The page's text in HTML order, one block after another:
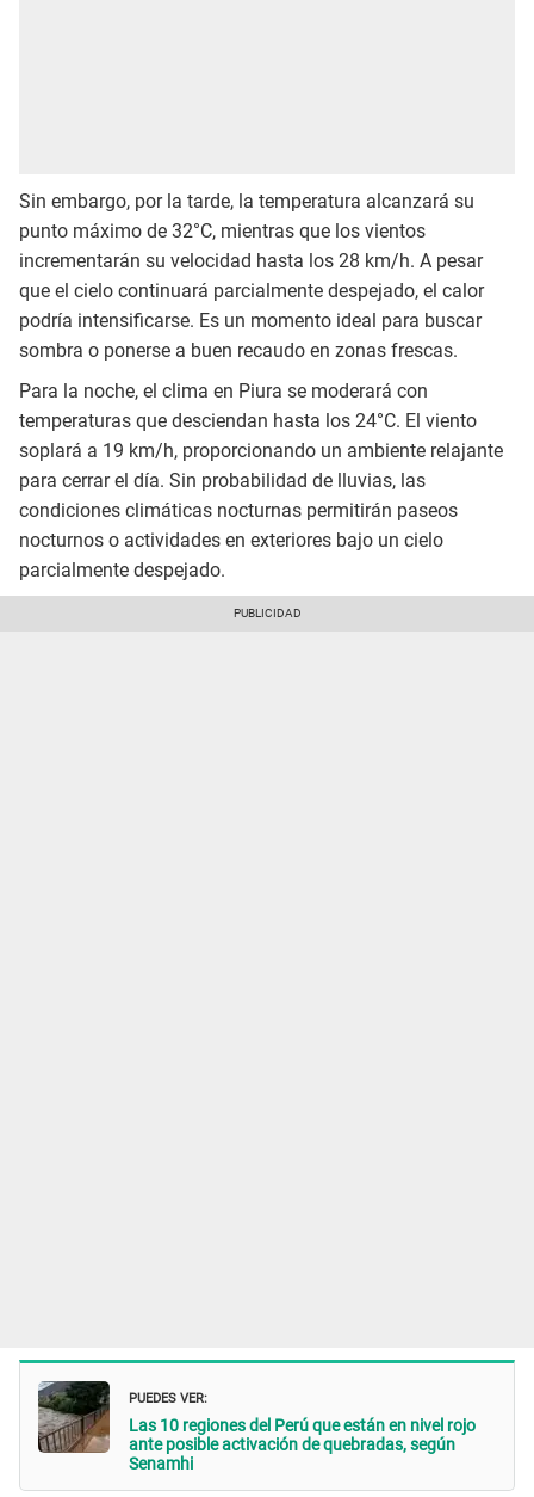
Sin embargo, por la tarde, la temperatura alcanzará su
punto máximo de 32°C, mientras que los vientos
incrementarán su velocidad hasta los 28 km/h. A pesar
que el cielo continuará parcialmente despejado, el calor
podría intensificarse. Es un momento ideal para buscar
sombra o ponerse a buen recaudo en zonas frescas.
Para la noche, el clima en Piura se moderará con
temperaturas que desciendan hasta los 24°C. El viento
soplará a 19 km/h, proporcionando un ambiente relajante
para cerrar el día. Sin probabilidad de lluvias, las
condiciones climáticas nocturnas permitirán paseos
nocturnos o actividades en exteriores bajo un cielo
parcialmente despejado.
PUEDES VER:
Las 10 regiones del Perú que están en nivel rojo
ante posible activación de quebradas, según
Senamhi